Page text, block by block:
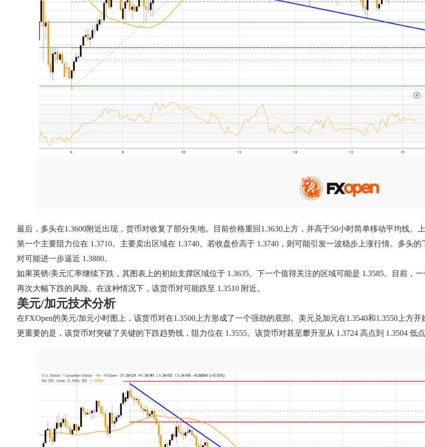
最后，多头在1.3600附近出现，货币对收复了部分失地。目前价格重回1.3630上方，并高于50小时简单移动平均线。
第一个主要阻力位在 1.3710。主要卖出区域在 1.3740。若收盘价高于 1.3740，则可能引发一波稳步上涨行情。多头
对可能进一步逼近 1.3880。
如果英镑/美元汇率继续下跌，其图表上的初始支撑区域位于 1.3635。下一个值得关注的区域可能是 1.3585。目前，
再次大幅下跌的风险。在这种情况下，该货币对可能跌至 1.3510 附近。
美元/加元技术分析
在FXOpen的美元/加元小时图上，该货币对在1.3500上方形成了一个强劲的底部。美元兑加元在1.3540和1.3550上方开
更重要的是，该货币对突破了关键的下跌趋势线，阻力位在 1.3555。该货币对甚至攀升至从 1.3724 高点到 1.3504 低